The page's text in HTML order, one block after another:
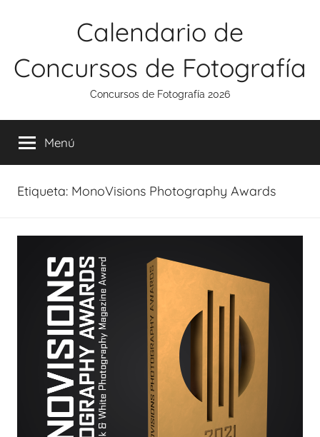
Calendario de
Concursos de Fotografía
Concursos de Fotografía 2026
Menú
Etiqueta: MonoVisions Photography Awards